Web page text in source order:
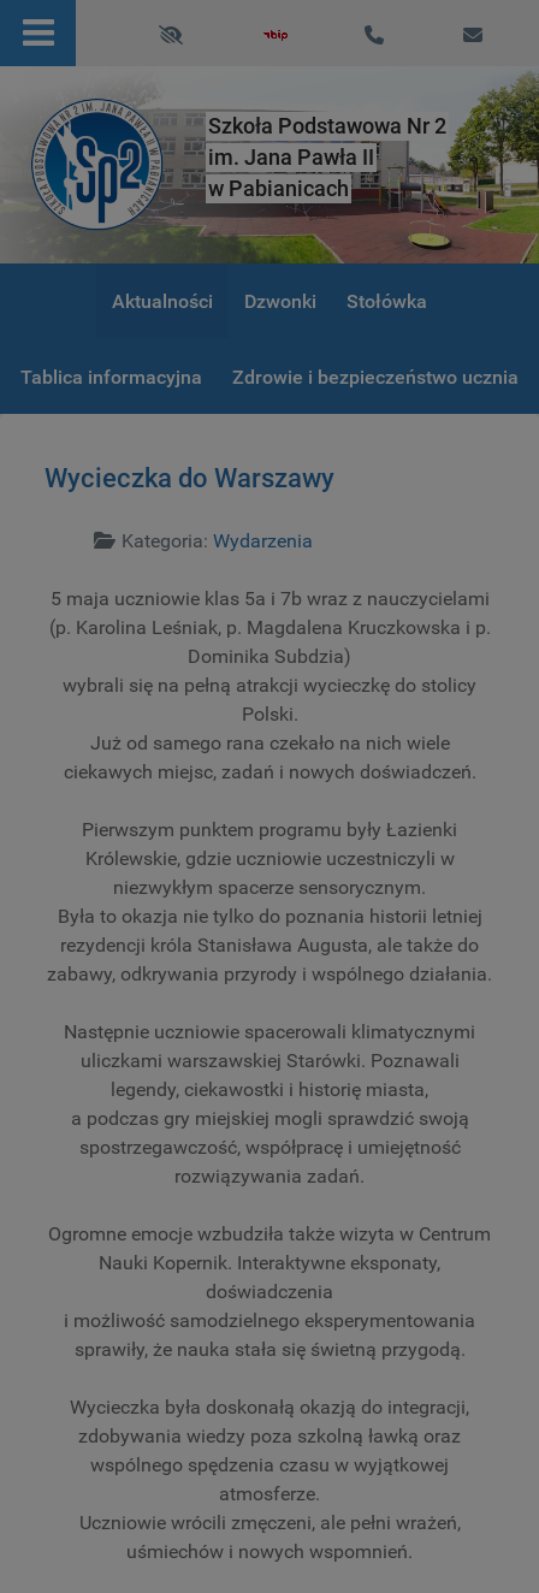
Szkoła Podstawowa Nr 2
im. Jana Pawła II
w Pabianicach
Aktualności Dzwonki Stołówka
Tablica informacyjna Zdrowie i bezpieczeństwo ucznia
Wycieczka do Warszawy
SzczegółyKategoria: Wydarzenia
5 maja uczniowie klas 5a i 7b wraz z nauczycielami
(p. Karolina Leśniak, p. Magdalena Kruczkowska i p.
Dominika Subdzia)
wybrali się na pełną atrakcji wycieczkę do stolicy
Polski.
Już od samego rana czekało na nich wiele
ciekawych miejsc, zadań i nowych doświadczeń.
Pierwszym punktem programu były Łazienki
Królewskie, gdzie uczniowie uczestniczyli w
niezwykłym spacerze sensorycznym.
Była to okazja nie tylko do poznania historii letniej
rezydencji króla Stanisława Augusta, ale także do
zabawy, odkrywania przyrody i wspólnego działania.
Następnie uczniowie spacerowali klimatycznymi
uliczkami warszawskiej Starówki. Poznawali
legendy, ciekawostki i historię miasta,
a podczas gry miejskiej mogli sprawdzić swoją
spostrzegawczość, współpracę i umiejętność
rozwiązywania zadań.
Ogromne emocje wzbudziła także wizyta w Centrum
Nauki Kopernik. Interaktywne eksponaty,
doświadczenia
i możliwość samodzielnego eksperymentowania
sprawiły, że nauka stała się świetną przygodą.
Wycieczka była doskonałą okazją do integracji,
zdobywania wiedzy poza szkolną ławką oraz
wspólnego spędzenia czasu w wyjątkowej
atmosferze.
Uczniowie wrócili zmęczeni, ale pełni wrażeń,
uśmiechów i nowych wspomnień.